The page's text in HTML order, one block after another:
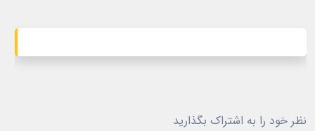
نظر خود را به اشتراک بگذارید